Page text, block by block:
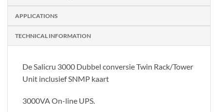
APPLICATIONS
TECHNICAL INFORMATION
De Salicru 3000 Dubbel conversie Twin Rack/Tower
Unit inclusief SNMP kaart
3000VA On-line UPS.